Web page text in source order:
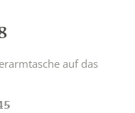
auf das